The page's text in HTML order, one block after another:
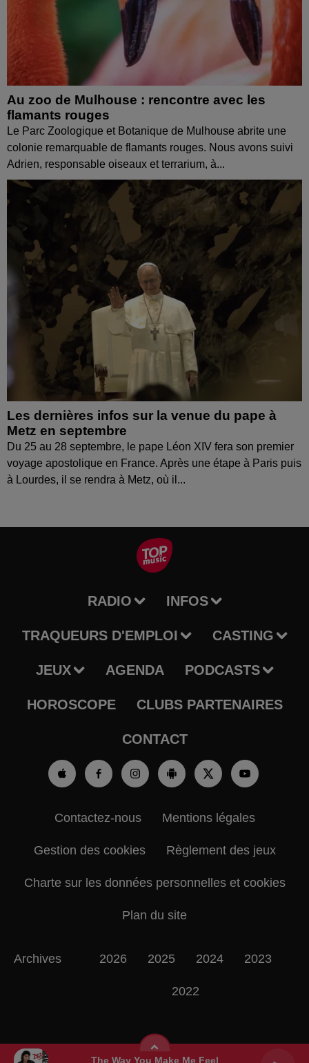
The Way You Make Me Feel
Au zoo de Mulhouse : rencontre avec les
flamants rouges
Le Parc Zoologique et Botanique de Mulhouse abrite une
colonie remarquable de flamants rouges. Nous avons suivi
Adrien, responsable oiseaux et terrarium, à...
Les dernières infos sur la venue du pape à
Metz en septembre
Du 25 au 28 septembre, le pape Léon XIV fera son premier
voyage apostolique en France. Après une étape à Paris puis
à Lourdes, il se rendra à Metz, où il...
RADIO INFOS
TRAQUEURS D'EMPLOI CASTING
JEUX AGENDA PODCASTS
HOROSCOPE CLUBS PARTENAIRES
CONTACT
Contactez-nous Mentions légales
Gestion des cookies Règlement des jeux
Charte sur les données personnelles et cookies
Plan du site
Archives 2026 2025 2024 2023
2022